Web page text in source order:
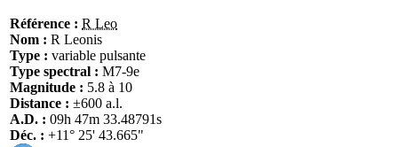
Référence : R Leo
Nom : R Leonis
Type : variable pulsante
Type spectral : M7-9e
Magnitude : 5.8 à 10
Distance : ±600 a.l.
A.D. : 09h 47m 33.48791s
Déc. : +11° 25' 43.665"